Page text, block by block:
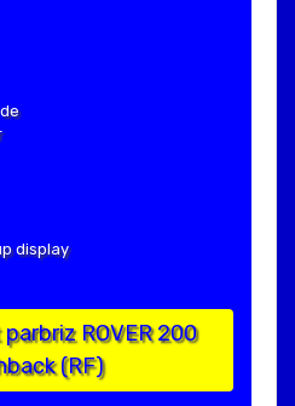
display
ROVER 200
(RF)